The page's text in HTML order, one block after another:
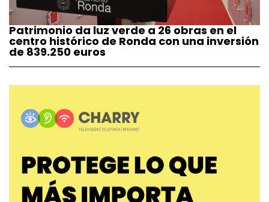
Patrimonio da luz verde a 26 obras en el
centro histórico de Ronda con una inversión
de 839.250 euros